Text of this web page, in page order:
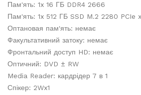
Пам'ять: 1x 16 ГБ DDR4 2666
Пам'ять: 1x 512 ГБ SSD M.2 2280 PCIe
Оптановая пам'ять: немає
Факультативний затоку: немає
Фронтальний доступ HD: немає
Оптичний: DVD ± RW
Media Reader: кардрідер 7 в 1
Спікер: 2Wx1